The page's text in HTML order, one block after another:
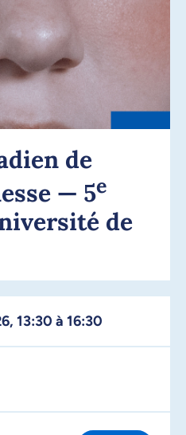
de
— 5e
de
13:30 à 16:30